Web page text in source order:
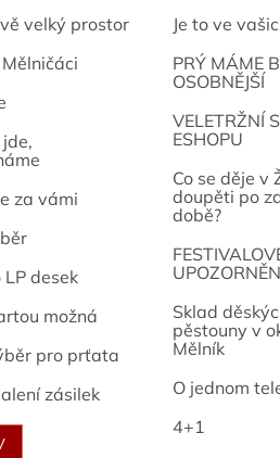
velký prostor
za vámi
desek
možná
pro prťata
zásilek
Je to ve
PRÝ MÁME
OSOBNĚJŠÍ
VELETRŽNÍ
ESHOPU
Co se děje v
doupěti po
době?
Sklad
pěstouny v
Mělník
O jednom
4+1